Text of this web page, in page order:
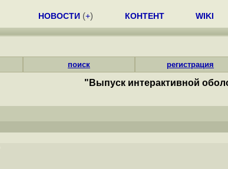
НОВОСТИ (+) КОНТЕНТ WIKI
поиск регистрация
"Выпуск интерактивной